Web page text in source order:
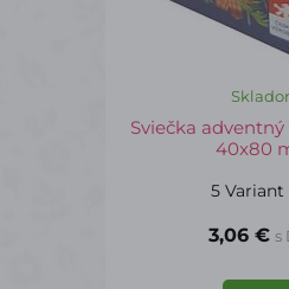
Sviečka adventný
40x80
5 Variant
3,06 € s